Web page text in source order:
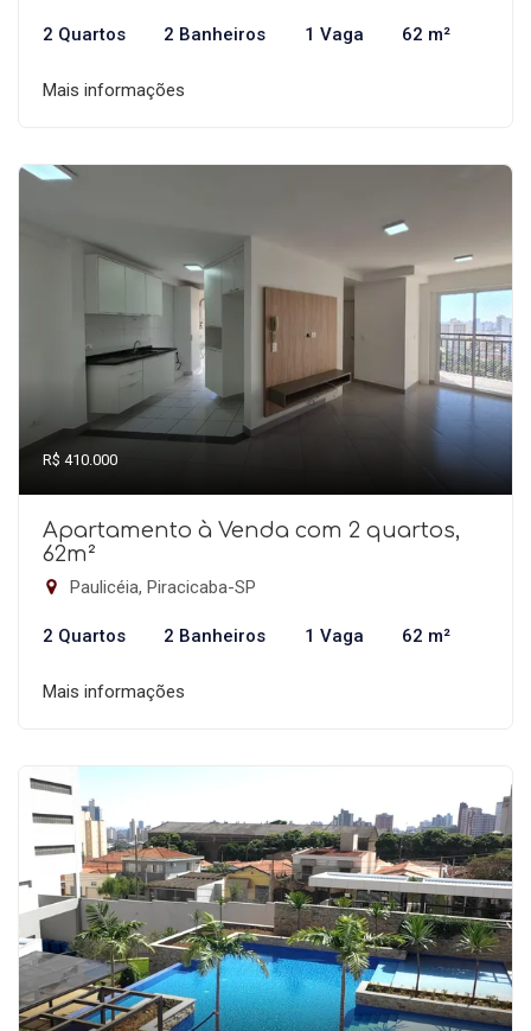
2 Quartos 2 Banheiros 1 Vaga 62 m²
Mais informações
R$ 410.000
Apartamento à Venda com 2 quartos,
62m²
Paulicéia, Piracicaba-SP
2 Quartos 2 Banheiros 1 Vaga 62 m²
Mais informações